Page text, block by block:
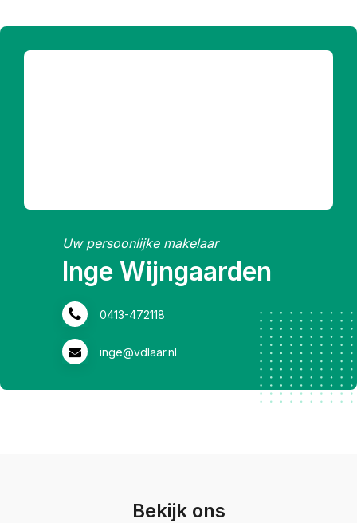
Uw persoonlijke makelaar
Inge Wijngaarden
0413-472118
inge@vdlaar.nl
Bekijk ons